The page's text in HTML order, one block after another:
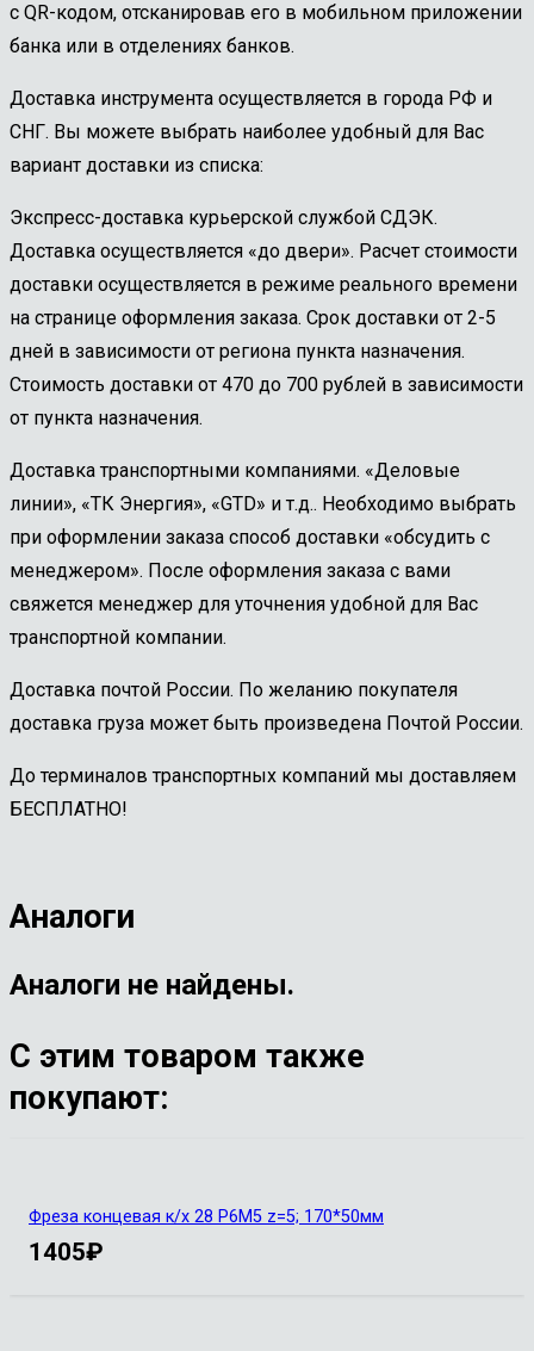
с QR-кодом, отсканировав его в мобильном приложении
банка или в отделениях банков.
Доставка инструмента осуществляется в города РФ и
СНГ. Вы можете выбрать наиболее удобный для Вас
вариант доставки из списка:
Экспресс-доставка курьерской службой СДЭК.
Доставка осуществляется «до двери». Расчет стоимости
доставки осуществляется в режиме реального времени
на странице оформления заказа. Срок доставки от 2-5
дней в зависимости от региона пункта назначения.
Стоимость доставки от 470 до 700 рублей в зависимости
от пункта назначения.
Доставка транспортными компаниями. «Деловые
линии», «ТК Энергия», «GTD» и т.д.. Необходимо выбрать
при оформлении заказа способ доставки «обсудить с
менеджером». После оформления заказа с вами
свяжется менеджер для уточнения удобной для Вас
транспортной компании.
Доставка почтой России. По желанию покупателя
доставка груза может быть произведена Почтой России.
До терминалов транспортных компаний мы доставляем
БЕСПЛАТНО!
Аналоги
Аналоги не найдены.
С этим товаром также
покупают:
Фреза концевая к/х 28 Р6М5 z=5; 170*50мм
1405₽